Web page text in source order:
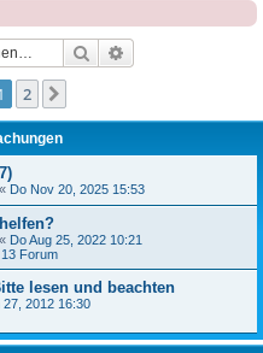
Suche
2
Do Nov 20, 2025 15:53
Do Aug 25, 2022 10:21
Forum
lesen und beachten
27, 2012 16:30